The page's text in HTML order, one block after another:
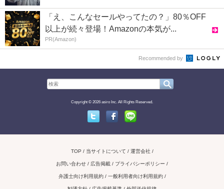
「え、こんなセールやってたの？」80％OFF
以上が続々登場！Amazonの本気が...
PR(Amazon)
Recommended by
Copyright © 2026 asiro Inc. All Rights Reserved.
TOP 当サイトについて 運営会社
お問い合わせ / 広告掲載 プライバシーポリシー
弁護士向け利用規約 一般利用者向け利用規約